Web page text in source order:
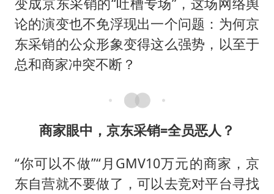
论的演变也不免浮现出一个问题：为何京
东采销的公众形象变得这么强势，以至于
总和商家冲突不断？
商家眼中，京东采销=全员恶人？
“你可以不做”“月GMV10万元的商家，京
东自营就不要做了，可以去竞对平台寻找